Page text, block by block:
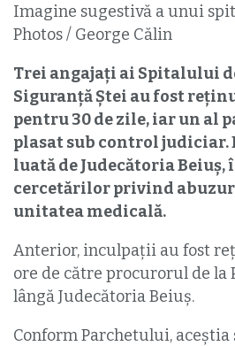
Imagine sugestivă a unui
Photos / George Călin
Trei angajați ai Spitalului
Siguranță Ștei au fost
pentru 30 de zile, iar un al
plasat sub control judiciar.
luată de Judecătoria Beiuș,
cercetărilor privind
unitatea medicală.
Anterior, inculpații au fost
ore de către procurorul de la
lângă Judecătoria Beiuș.
Conform Parchetului,